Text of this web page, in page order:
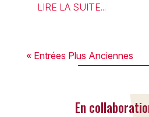
LIRE LA SUITE...
« Entrées Plus Anciennes
En